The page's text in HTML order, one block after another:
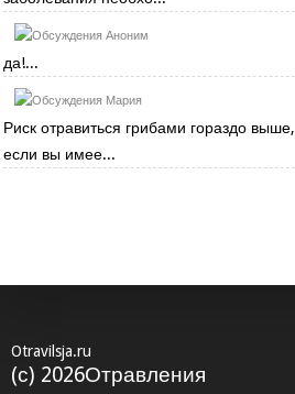
Аноним
да!...
Мария
Риск отравиться грибами гораздо выше,
если вы имее...
Otravilsja.ru
(с) 2026Отравления